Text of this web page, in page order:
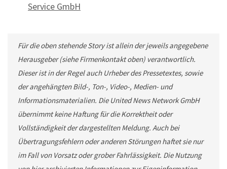
Service GmbH
Für die oben stehende Story ist allein der jeweils angegebene
Herausgeber (siehe Firmenkontakt oben) verantwortlich.
Dieser ist in der Regel auch Urheber des Pressetextes, sowie
der angehängten Bild-, Ton-, Video-, Medien- und
Informationsmaterialien. Die United News Network GmbH
übernimmt keine Haftung für die Korrektheit oder
Vollständigkeit der dargestellten Meldung. Auch bei
Übertragungsfehlern oder anderen Störungen haftet sie nur
im Fall von Vorsatz oder grober Fahrlässigkeit. Die Nutzung